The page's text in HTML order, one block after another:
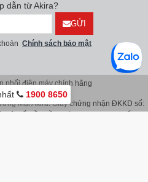
dẫn từ Akira?
GỬI
Chính sách bảo mật
phối điện máy chính hãng
Mại Akira. Giấy chứng nhận ĐKKD số:
1900 8650